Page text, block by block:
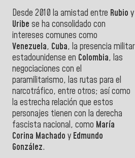
Desde 2010 la amistad entre Rubio y
Uribe se ha consolidado con
intereses comunes como
Venezuela, Cuba, la presencia militar
estadounidense en Colombia, las
negociaciones con el
paramilitarismo, las rutas para el
narcotráfico, entre otros; así como
la estrecha relación que estos
personajes tienen con la derecha
fascista nacional, como María
Corina Machado y Edmundo
González.